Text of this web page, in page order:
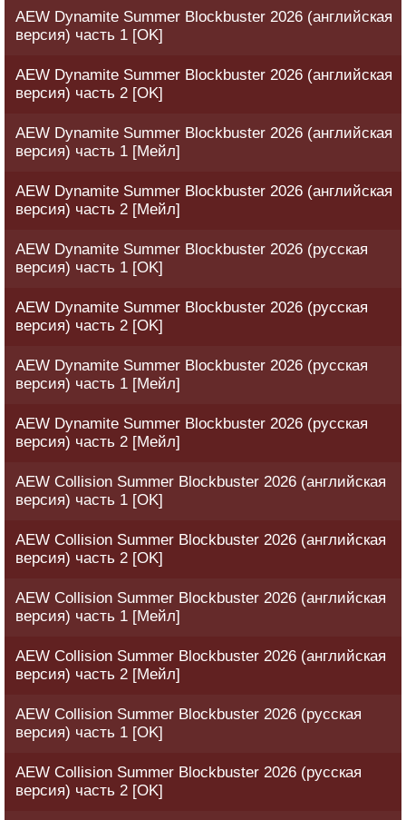
AEW Dynamite Summer Blockbuster 2026 (английская
версия) часть 1 [OK]
AEW Dynamite Summer Blockbuster 2026 (английская
версия) часть 2 [OK]
AEW Dynamite Summer Blockbuster 2026 (английская
версия) часть 1 [Мейл]
AEW Dynamite Summer Blockbuster 2026 (английская
версия) часть 2 [Мейл]
AEW Dynamite Summer Blockbuster 2026 (русская
версия) часть 1 [OK]
AEW Dynamite Summer Blockbuster 2026 (русская
версия) часть 2 [OK]
AEW Dynamite Summer Blockbuster 2026 (русская
версия) часть 1 [Мейл]
AEW Dynamite Summer Blockbuster 2026 (русская
версия) часть 2 [Мейл]
AEW Collision Summer Blockbuster 2026 (английская
версия) часть 1 [OK]
AEW Collision Summer Blockbuster 2026 (английская
версия) часть 2 [OK]
AEW Collision Summer Blockbuster 2026 (английская
версия) часть 1 [Мейл]
AEW Collision Summer Blockbuster 2026 (английская
версия) часть 2 [Мейл]
AEW Collision Summer Blockbuster 2026 (русская
версия) часть 1 [OK]
AEW Collision Summer Blockbuster 2026 (русская
версия) часть 2 [OK]